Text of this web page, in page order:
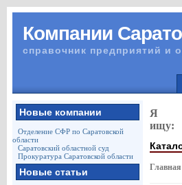
Компании
справочник предприятий и
Новые компании
Отделение СФР по Саратовской
области
Саратовский областной суд
Прокуратура Саратовской области
Новые статьи
Я
ищу: